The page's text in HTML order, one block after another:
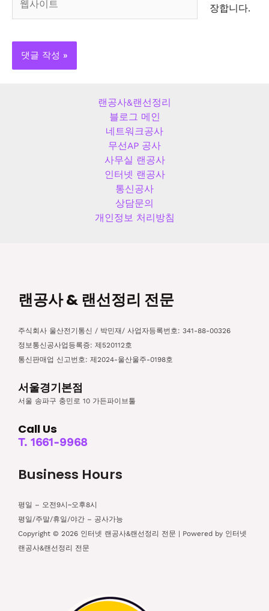
트
장합니다.
랜공사&랜선정리
블로그 메인
네트워크공사
무선AP 공사
사무실 랜공사
인터넷 랜공사
통신공사
상담문의
개인정보 처리방침
랜공사 & 랜선정리 전문
주식회사 울산전기통신 / 박민재/ 사업자등록번호: 341-88-00326
정보통신공사업등록증: 제520112호
통신판매업 신고번호: 제2024-울산울주-0198호
서울경기본점
서울 송파구 충민로 10 가든파이브툴
Call Us
T. 1661-9968
Business Hours
평일 – 오전9시~오후8시
평일/주말/휴일/야간 – 공사가능
Copyright © 2026 인터넷 랜공사&랜선정리 전문 | Powered by 인터넷
랜공사&랜선정리 전문